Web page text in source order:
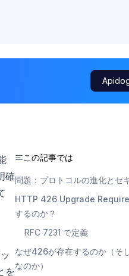
確
を
この記事では
問題：プロトコルの進化とセ
HTTP 426 Upgrade
するのか？
RFC 7231 で定義
なぜ426が存在するのか（そ
なのか）